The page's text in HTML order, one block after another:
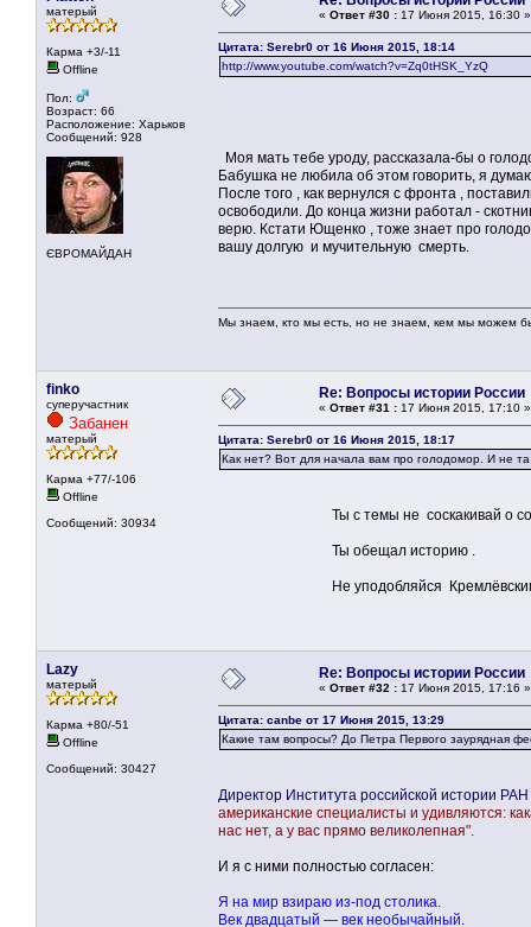
матерый
Карма +3/-11
Offline
Пол:
Возраст: 66
Расположение: Харьков
Сообщений: 928
ЄВРОМАЙДАН
« Ответ #30 : 17 Июня 2015, 16:30 »
Цитата: Serebr0 от 16 Июня 2015, 18:14
http://www.youtube.com/watch?v=Zq0tHSK_YzQ
Моя мать тебе уроду, рассказала-бы о
Бабушка не любила об этом говорить, я
После того , как вернулся с фронта ,
освободили. До конца жизни работал -
верю. Кстати Ющенко , тоже знает про
вашу долгую и мучительную смерть.
Мы знаем, кто мы есть, но не знаем, кем мы можем
finko
суперучастник
Забанен
матерый
Карма +77/-106
Offline
Сообщений: 30934
Re: Вопросы истории России
« Ответ #31 : 17 Июня 2015, 17:10 »
Цитата: Serebr0 от 16 Июня 2015, 18:17
Как нет? Вот для начала вам про голодомор. И не
Ты с темы не соскакивай о
Ты обещал историю .
Не уподобляйся Кремлёвским
Lazy
матерый
Карма +80/-51
Offline
Сообщений: 30427
Re: Вопросы истории России
« Ответ #32 : 17 Июня 2015, 17:16 »
Цитата: canbe от 17 Июня 2015, 13:29
Какие там вопросы? До Петра Первого заурядная
Директор Института российской истории
американские специалисты и удивляются:
нас нет, а у вас прямо великолепная".
И я с ними полностью согласен:
Я на мир взираю из-под столика.
Век двадцатый — век необычайный.